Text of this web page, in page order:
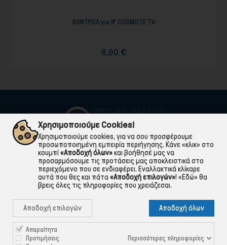
ΚΟΝΤΡΟΛ για IP COSMOTE TV
6,90 €
ΠΛΗΡΟΦΟΡΙΕΣ
ΧΡΉΣΙΜΑ 
ΕΞΥΠΗΡΈΤΗΣΗ ΠΕΛΑΤΏΝ
Χρησιμοποιούμε Cookies!
Χρησιμοποιούμε cookies, για να σου προσφέρουμε
προσωποποιημένη εμπειρία περιήγησης. Κάνε «κλικ» στο
κουμπί«Αποδοχή όλων»και βοήθησέ μας να
προσαρμόσουμε τις προτάσεις μας αποκλειστικά στο
περιεχόμενο που σε ενδιαφέρει. Εναλλακτικά κλίκαρε
αυτά που θες και πάτα «Αποδοχή επιλογών»! «Εδώ» θα
βρεις όλες τις πληροφορίες που χρειάζεσαι.
Αποδοχή επιλογών Αποδοχή όλων
Απαραίτητα
Προτιμήσεις
Περισσότερες πληροφορίες